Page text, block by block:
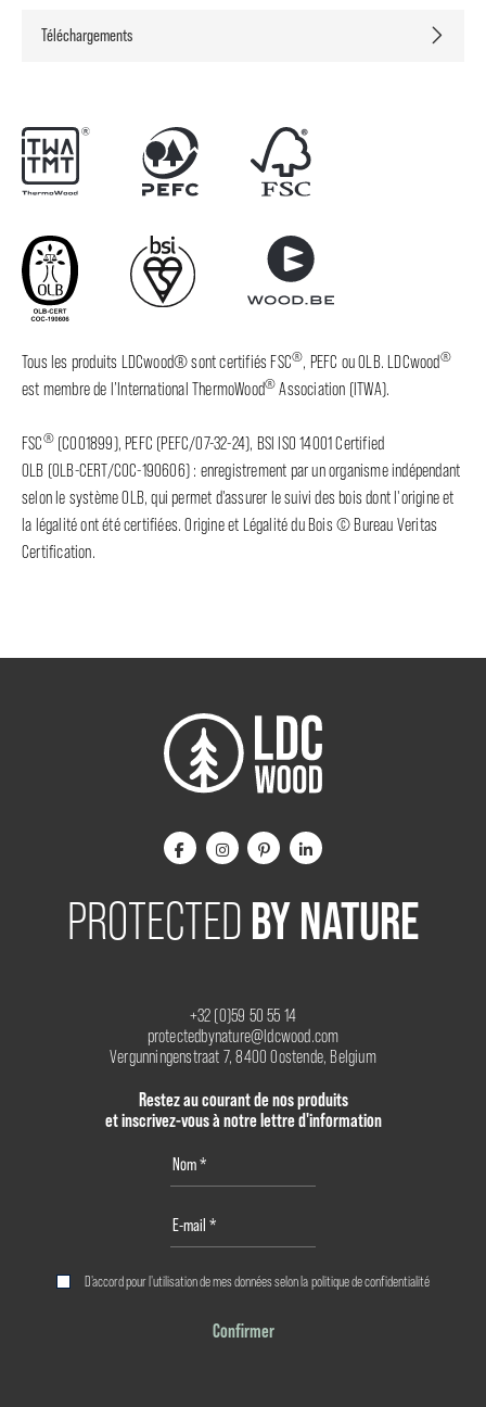
Téléchargements
Tous les produits LDCwood® sont certifiés FSC®, PEFC ou OLB. LDCwood®
est membre de l’International ThermoWood® Association (ITWA).
FSC®(C001899), PEFC (PEFC/07-32-24), BSI ISO 14001 Certified
OLB (OLB-CERT/COC-190606) : enregistrement par un organisme indépendant
selon le système OLB, qui permet d'assurer le suivi des bois dont l'origine et
la légalité ont été certifiées. Origine et Légalité du Bois © Bureau Veritas
Certification.
PROTECTED BY NATURE
+32 (0)59 50 55 14
protectedbynature@ldcwood.com
Vergunningenstraat 7, 8400 Oostende, Belgium
Restez au courant de nos produits
et inscrivez-vous à notre lettre d'information
D'accord pour l'utilisation de mes données selon lapolitique de confidentialité
Confirmer